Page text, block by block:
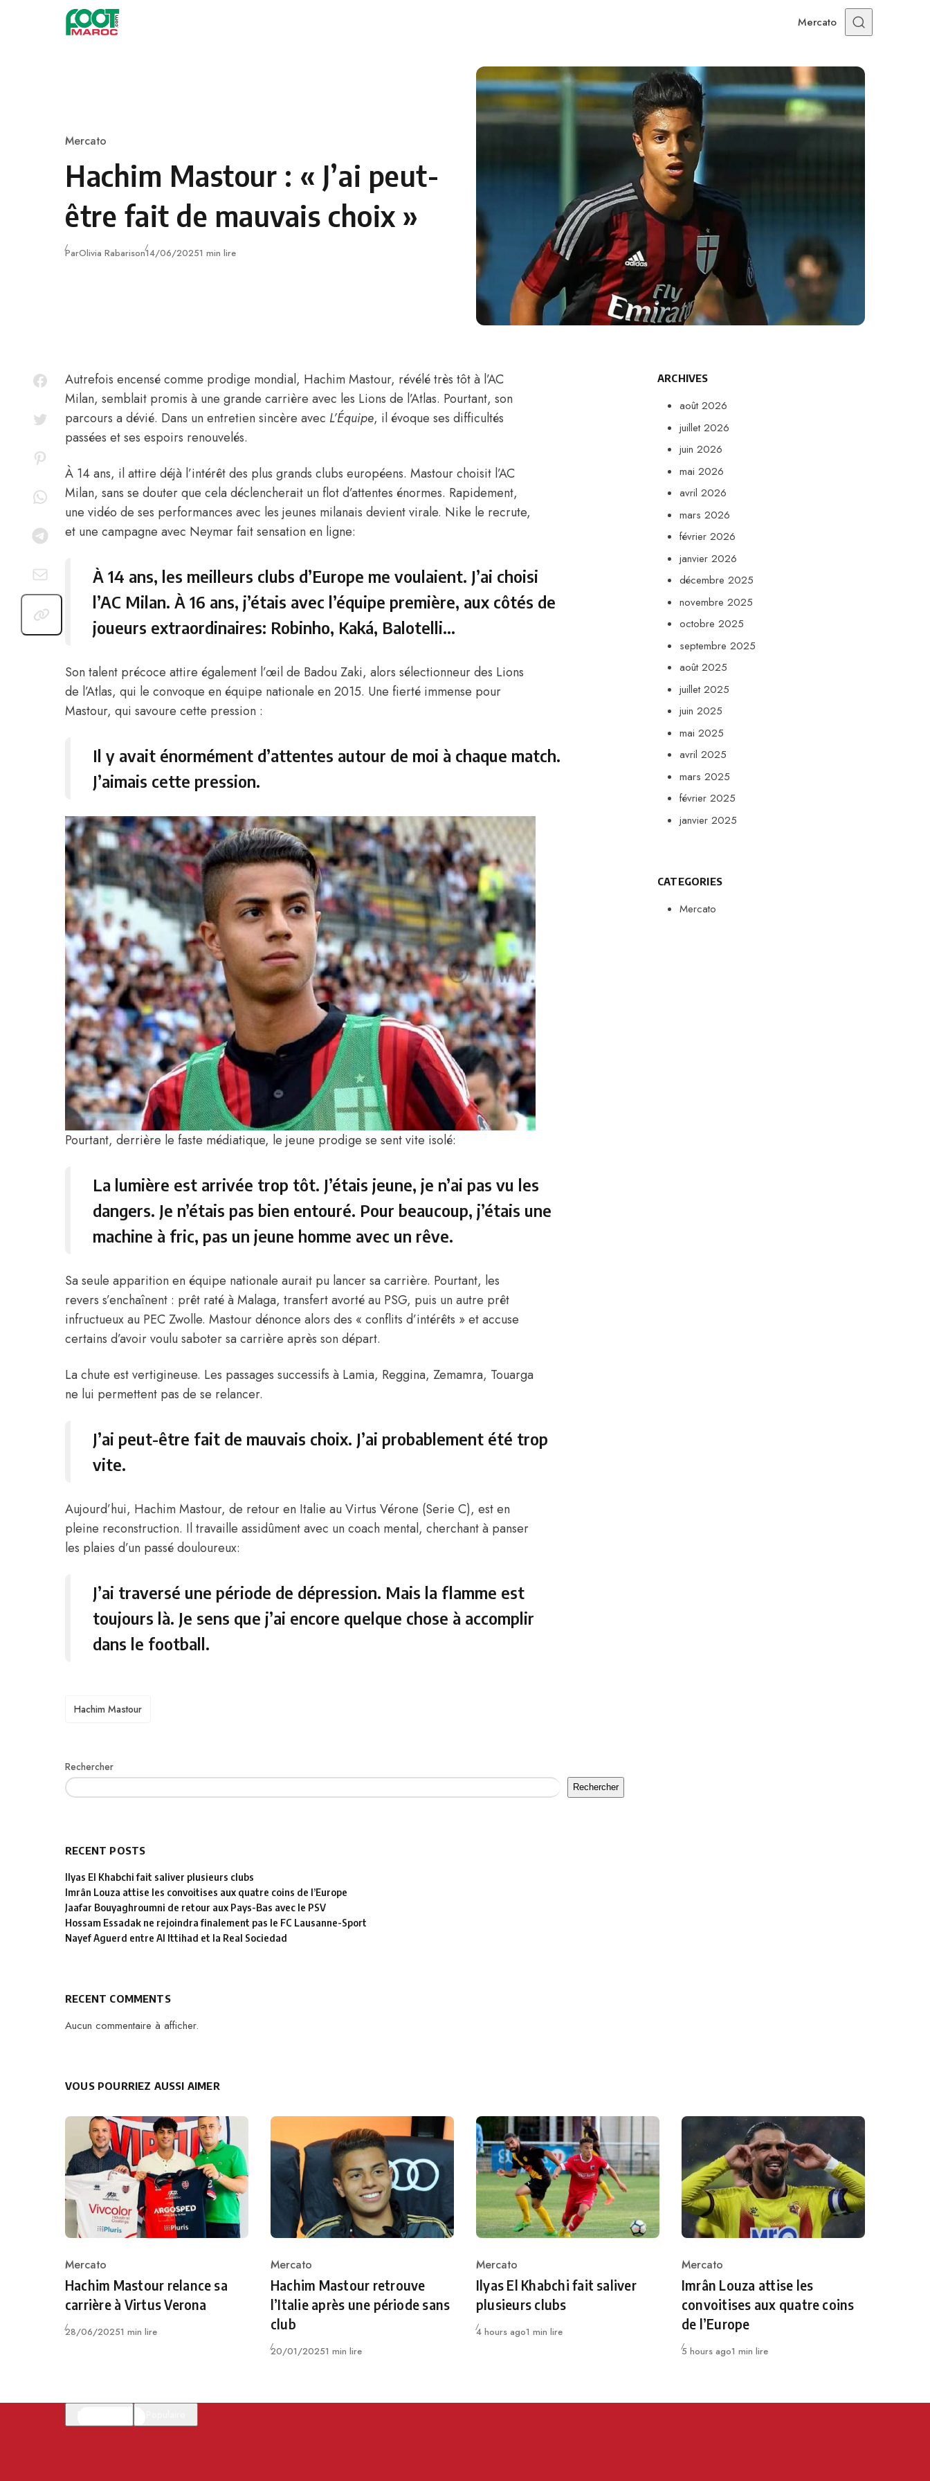
Skip to content
Mercato
Category
Mercato
Hachim Mastour : « J’ai peut-
être fait de mauvais choix »
ParOlivia RabarisonPublié
14/06/20251 min lire
Autrefois encensé comme prodige mondial, Hachim Mastour, révélé très tôt à l’AC
Milan, semblait promis à une grande carrière avec les Lions de l’Atlas. Pourtant, son
parcours a dévié. Dans un entretien sincère avec L’Équipe, il évoque ses difficultés
passées et ses espoirs renouvelés.
À 14 ans, il attire déjà l’intérêt des plus grands clubs européens. Mastour choisit l’AC
Milan, sans se douter que cela déclencherait un flot d’attentes énormes. Rapidement,
une vidéo de ses performances avec les jeunes milanais devient virale. Nike le recrute,
et une campagne avec Neymar fait sensation en ligne:
À 14 ans, les meilleurs clubs d’Europe me voulaient. J’ai choisi
l’AC Milan. À 16 ans, j’étais avec l’équipe première, aux côtés de
joueurs extraordinaires: Robinho, Kaká, Balotelli…
Son talent précoce attire également l’œil de Badou Zaki, alors sélectionneur des Lions
de l’Atlas, qui le convoque en équipe nationale en 2015. Une fierté immense pour
Mastour, qui savoure cette pression :
Il y avait énormément d’attentes autour de moi à chaque match.
J’aimais cette pression.
Pourtant, derrière le faste médiatique, le jeune prodige se sent vite isolé:
La lumière est arrivée trop tôt. J’étais jeune, je n’ai pas vu les
dangers. Je n’étais pas bien entouré. Pour beaucoup, j’étais une
machine à fric, pas un jeune homme avec un rêve.
Sa seule apparition en équipe nationale aurait pu lancer sa carrière. Pourtant, les
revers s’enchaînent : prêt raté à Malaga, transfert avorté au PSG, puis un autre prêt
infructueux au PEC Zwolle. Mastour dénonce alors des « conflits d’intérêts » et accuse
certains d’avoir voulu saboter sa carrière après son départ.
La chute est vertigineuse. Les passages successifs à Lamia, Reggina, Zemamra, Touarga
ne lui permettent pas de se relancer.
J’ai peut-être fait de mauvais choix. J’ai probablement été trop
vite.
Aujourd’hui, Hachim Mastour, de retour en Italie au Virtus Vérone (Serie C), est en
pleine reconstruction. Il travaille assidûment avec un coach mental, cherchant à panser
les plaies d’un passé douloureux:
J’ai traversé une période de dépression. Mais la flamme est
toujours là. Je sens que j’ai encore quelque chose à accomplir
dans le football.
TAGS
Hachim Mastour
Rechercher
Rechercher
RECENT POSTS
Ilyas El Khabchi fait saliver plusieurs clubs
Imrân Louza attise les convoitises aux quatre coins de l’Europe
Jaafar Bouyaghroumni de retour aux Pays-Bas avec le PSV
Hossam Essadak ne rejoindra finalement pas le FC Lausanne-Sport
Nayef Aguerd entre Al Ittihad et la Real Sociedad
RECENT COMMENTS
Aucun commentaire à afficher.
ARCHIVES
août 2026
juillet 2026
juin 2026
mai 2026
avril 2026
mars 2026
février 2026
janvier 2026
décembre 2025
novembre 2025
octobre 2025
septembre 2025
août 2025
juillet 2025
juin 2025
mai 2025
avril 2025
mars 2025
février 2025
janvier 2025
CATEGORIES
Mercato
VOUS POURRIEZ AUSSI AIMER
Category
Mercato
Hachim Mastour relance sa
carrière à Virtus Verona
Publié
28/06/20251 min lire
Category
Mercato
Hachim Mastour retrouve
l’Italie après une période sans
club
Publié
20/01/20251 min lire
Category
Mercato
Ilyas El Khabchi fait saliver
plusieurs clubs
Publié
4 hours ago1 min lire
Category
Mercato
Imrân Louza attise les
convoitises aux quatre coins
de l’Europe
Publié
5 hours ago1 min lire